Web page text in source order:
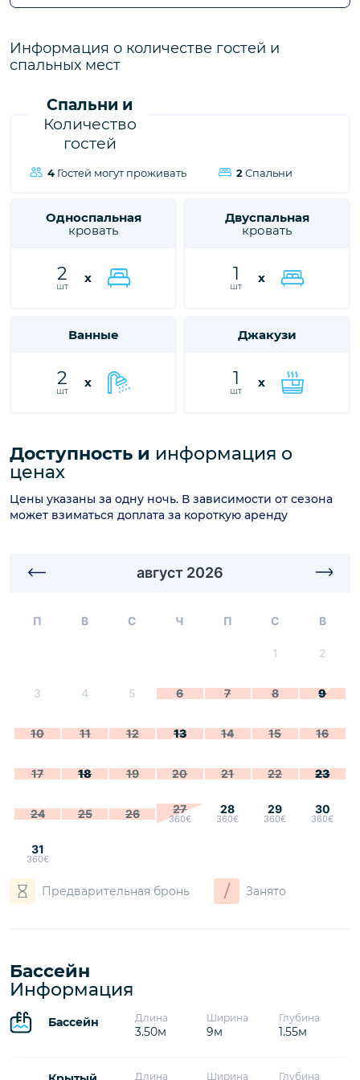
городе Калкан, ждет вас, чтобы подарить вам и вашим
Доступность и информация о
ценах
Цены указаны за одну ночь. В зависимости от сезона
может взиматься доплата за короткую аренду
август 2026
П В С Ч П С В
1 2
3 4 5 6 7 8 9
10 11 12 13 14 15 16
17 18 19 20 21 22 23
24 25 26 27
360€
28
360€
29
360€
30
360€
31
360€
Предварительная бронь / Занято
Информация о количестве гостей и
спальных мест
Спальни и
Количество
гостей
4 Гостей могут проживать 2Спальни
Односпальная
кровать
2
шт
x
Двуспальная
кровать
1
шт
x
Ванные
2
шт
x
Джакузи
1
шт
x
Бассейн
Информация
Бассейн Длина
3.50м
Ширина
9м
Глубина
1.55м
Длина Ширина Глубина